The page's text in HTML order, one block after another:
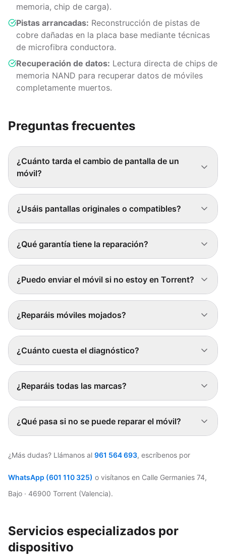
memoria, chip de carga).
Pistas arrancadas: Reconstrucción de pistas de
cobre dañadas en la placa base mediante técnicas
de microfibra conductora.
Recuperación de datos: Lectura directa de chips de
memoria NAND para recuperar datos de móviles
completamente muertos.
Preguntas frecuentes
¿Cuánto tarda el cambio de pantalla de un
móvil?
¿Usáis pantallas originales o compatibles?
¿Qué garantía tiene la reparación?
¿Puedo enviar el móvil si no estoy en Torrent?
¿Reparáis móviles mojados?
¿Cuánto cuesta el diagnóstico?
¿Reparáis todas las marcas?
¿Qué pasa si no se puede reparar el móvil?
¿Más dudas? Llámanos al 961 564 693, escríbenos por
WhatsApp (601 110 325) o visítanos en Calle Germanies 74,
Bajo · 46900 Torrent (Valencia).
Servicios especializados por
dispositivo